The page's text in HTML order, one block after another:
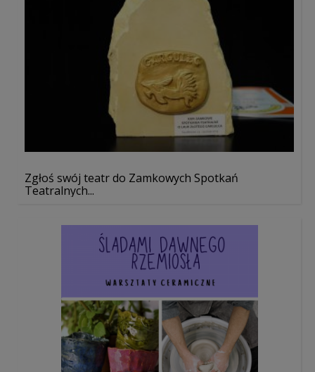
Zgłoś swój teatr do Zamkowych Spotkań
Teatralnych...